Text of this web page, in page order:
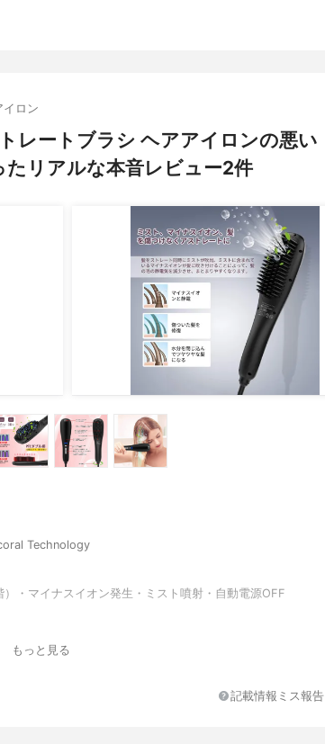
イロン
レートブラシ ヘアアイロンの悪い
たリアルな本音レビュー2件
Technology
）・マイナスイオン発生・ミスト噴射・自動電源OFF
もっと見る
記載情報ミス報告